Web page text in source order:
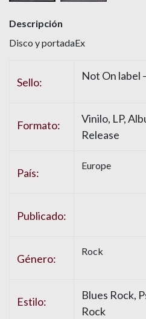
Descripción
Disco y portadaEx
Sello: Not On label
Formato:
Vinilo, LP,
Release
País:
Europe
Publicado:
Género:
Rock
Estilo:
Blues Rock,
Rock